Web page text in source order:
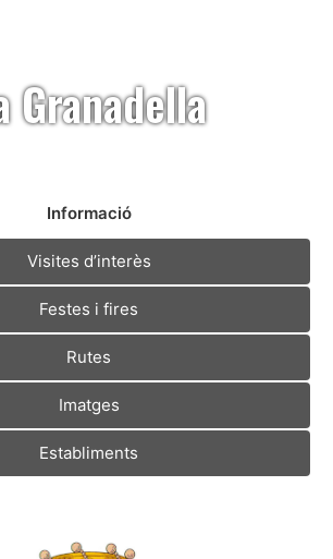
Granadella
Informació
Visites d’interès
Festes i fires
Rutes
Imatges
Establiments